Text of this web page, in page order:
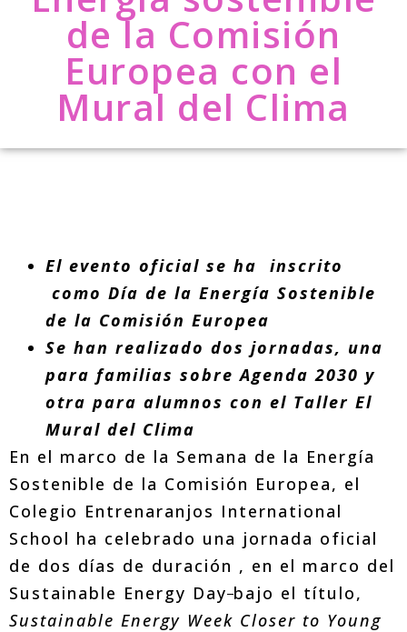
de la Comisión
Europea con el
Mural del Clima
El evento oficial se ha inscrito
como Día de la Energía Sostenible
de la Comisión Europea
Se han realizado dos jornadas, una
para familias sobre Agenda 2030 y
otra para alumnos con el Taller El
Mural del Clima
En el marco de la Semana de la Energía
Sostenible de la Comisión Europea, el
Colegio Entrenaranjos International
School ha celebrado una jornada oficial
de dos días de duración , en el marco del
Sustainable Energy Day bajo el título,
Sustainable Energy Week Closer to Young